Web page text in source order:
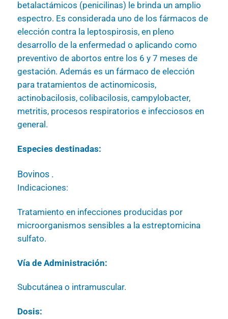
betalactámicos (penicilinas) le brinda un amplio
espectro. Es considerada uno de los fármacos de
elección contra la leptospirosis, en pleno
desarrollo de la enfermedad o aplicando como
preventivo de abortos entre los 6 y 7 meses de
gestación. Además es un fármaco de elección
para tratamientos de actinomicosis,
actinobacilosis, colibacilosis, campylobacter,
metritis, procesos respiratorios e infecciosos en
general.
Especies destinadas:
Bovinos .
Indicaciones:
Tratamiento en infecciones producidas por
microorganismos sensibles a la estreptomicina
sulfato.
Vía de Administración:
Subcutánea o intramuscular.
Dosis: